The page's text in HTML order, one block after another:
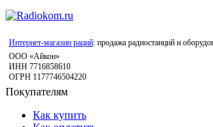
Интернет-магазин раций: продажа радиостанций и
ООО «Айкон»
ИНН 7716858610
ОГРН 1177746504220
Покупателям
Как купить